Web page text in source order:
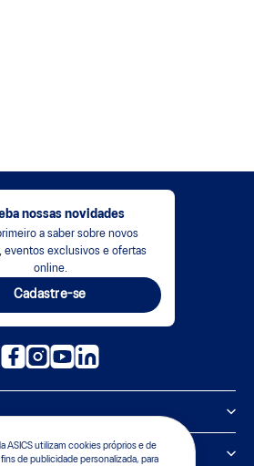
ASICS utilizam cookies próprios e de
de publicidade personalizada, para
nossas novidades
a saber sobre novos
eventos exclusivos e ofertas
online.
Cadastre-se